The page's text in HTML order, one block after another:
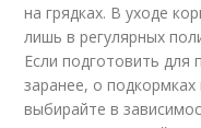
на грядках. В уходе
лишь в регулярных
Если подготовить для
заранее, о
выбирайте в